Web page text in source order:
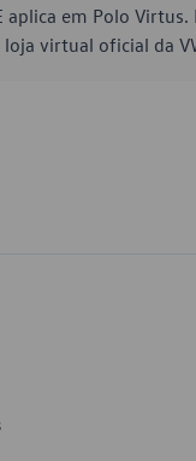
em Polo Virtus.
loja virtual oficial da